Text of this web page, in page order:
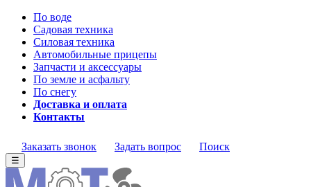
По воде
Садовая техника
Силовая техника
Автомобильные прицепы
Запчасти и аксессуары
По земле и асфальту
По снегу
Доставка и оплата
Контакты
Заказать звонок Задать вопрос Поиск
☰